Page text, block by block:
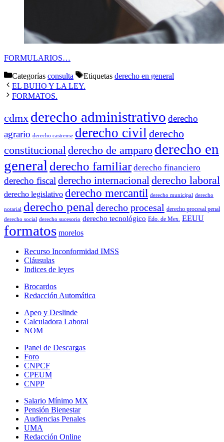
FORMULARIOS…
Categorías consulta Etiquetas derecho en general
EL BUHO Y LA LEY.
FORMATOS.
cdmx derecho administrativo derecho
agrario derecho castrense derecho civil derecho
constitucionalderecho de amparo derecho en
general derecho familiar derecho financiero
derecho fiscalderecho internacionalderecho laboral
derecho legislativo derecho mercantil derecho municipal derecho
notarial derecho penal derecho procesal derecho procesal penal
derecho social derecho sucesorio derecho tecnológico Edo. de Mex. EEUU
formatos morelos
Recurso Inconformidad IMSS
Cláusulas
Indices de leyes
Brocardos
Redacción Automática
Apeo y Deslinde
Calculadora Laboral
NOM
Panel de Descargas
Foro
CNPCF
CPEUM
CNPP
Salario Mínimo MX
Pensión Bienestar
Audiencias Penales
UMA
Redacción Online